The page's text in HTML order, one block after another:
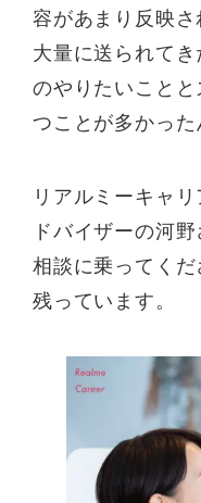
容があまり反映
大量に送られて
のやりたいこと
つことが多かった
リアルミーキャ
ドバイザーの河
相談に乗ってく
残っています。